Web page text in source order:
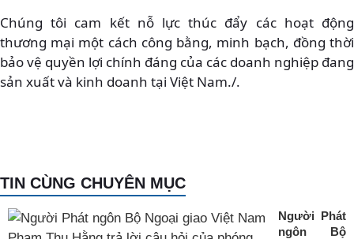
Chúng tôi cam kết nỗ lực thúc đẩy các hoạt động
thương mại một cách công bằng, minh bạch, đồng thời
bảo vệ quyền lợi chính đáng của các doanh nghiệp đang
sản xuất và kinh doanh tại Việt Nam./.
TIN CÙNG CHUYÊN MỤC
Người Phát
ngôn Bộ